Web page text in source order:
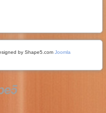
by Shape5.com Joomla